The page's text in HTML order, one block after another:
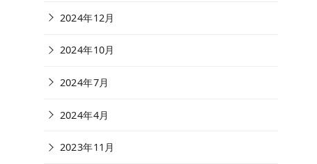
2024年12月
2024年10月
2024年7月
2024年4月
2023年11月